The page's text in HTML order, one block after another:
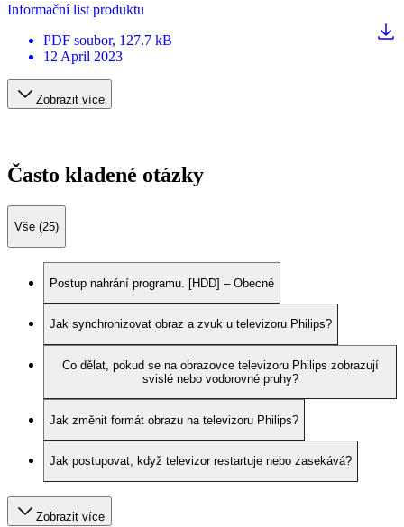
Informační list produktu
PDF soubor, 127.7 kB
12 April 2023
Zobrazit více
Často kladené otázky
Vše (25)
Postup nahrání programu. [HDD] – Obecné
Jak synchronizovat obraz a zvuk u televizoru Philips?
Co dělat, pokud se na obrazovce televizoru Philips zobrazují
svislé nebo vodorovné pruhy?
Jak změnit formát obrazu na televizoru Philips?
Jak postupovat, když televizor restartuje nebo zasekává?
Zobrazit více